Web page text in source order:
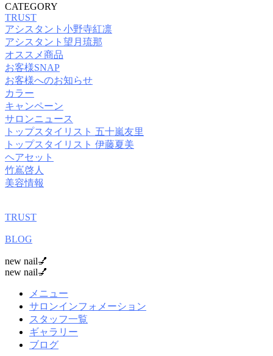
CATEGORY
TRUST
アシスタント小野寺紅凛
アシスタント望月琉那
オススメ商品
お客様SNAP
お客様へのお知らせ
カラー
キャンペーン
サロンニュース
トップスタイリスト 五十嵐友里
トップスタイリスト 伊藤夏美
ヘアセット
竹嶌啓人
美容情報
TRUST
BLOG
new nail💅
new nail💅
メニュー
サロンインフォメーション
スタッフ一覧
ギャラリー
ブログ